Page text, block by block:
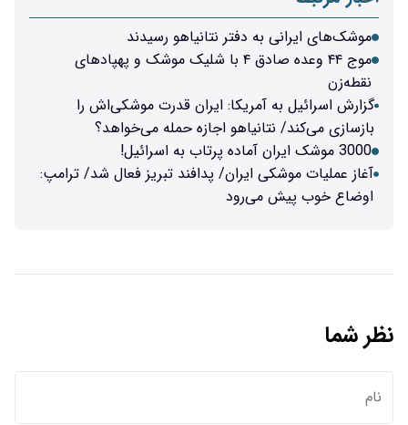
موشک‌های ایرانی به دفتر نتانیاهو رسیدند
موج ۴۴ وعده صادق ۴ با شلیک موشک و پهپادهای
نقطه‌زن
گزارش اسرائیل به آمریکا: ایران قدرت موشکی‌اش را
بازسازی می‌کند/ نتانیاهو اجازه حمله می‌خواهد؟
3000‌ موشک ایران آماده پرتاب به اسرائیل!
آغاز عملیات موشکی ایران/ پدافند تبریز فعال شد/ ترامپ:
اوضاع خوب پیش می‌رود
نظر شما